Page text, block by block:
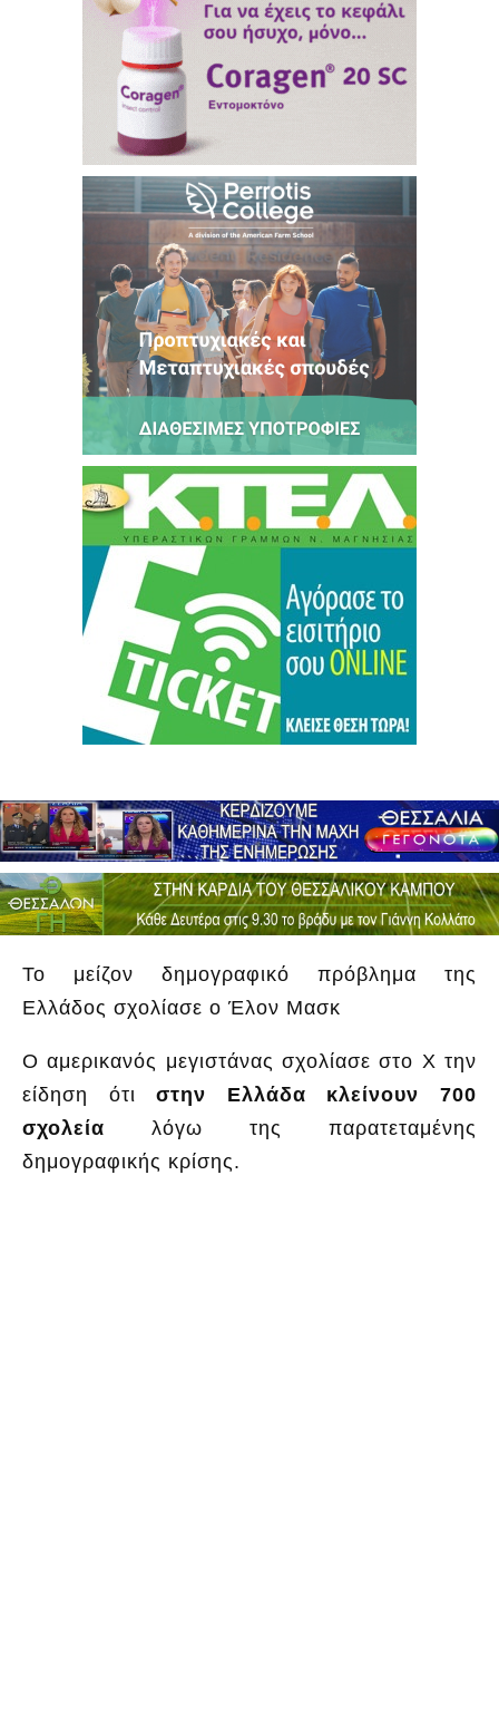
Το μείζον δημογραφικό πρόβλημα της
Ελλάδος σχολίασε ο Έλον Μασκ
Ο αμερικανός μεγιστάνας σχολίασε στο X την
είδηση ότιστην Ελλάδα κλείνουν 700
σχολεία λόγω της παρατεταμένης
δημογραφικής κρίσης.